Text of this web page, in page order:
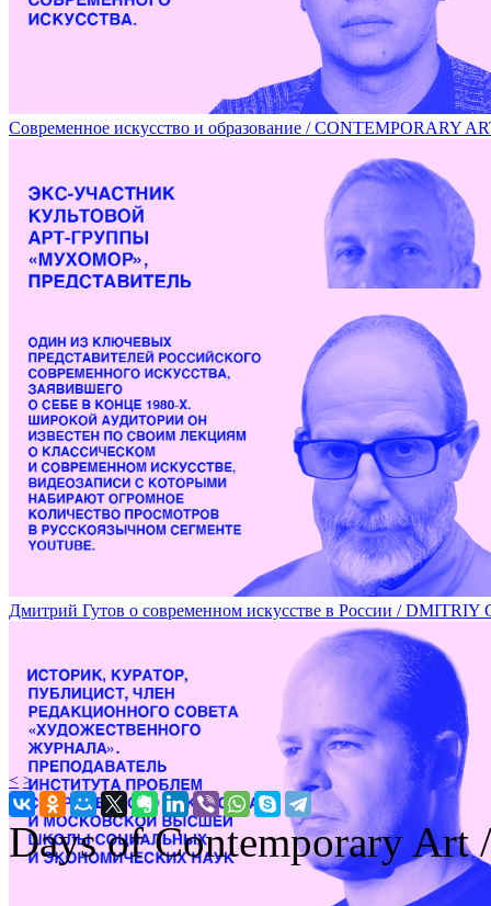
Современное искусство и образование / CONTEMPORARY
Переломные 80-е российского совриска / EIGHTIES: THE
Дмитрий Гутов о современном искусстве в России /
< >
Days of Contemporary Art